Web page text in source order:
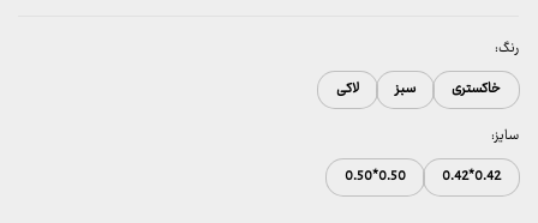
رنگ:
خاکستری
سبز
لاکی
سایز:
0.42*0.42
0.50*0.50